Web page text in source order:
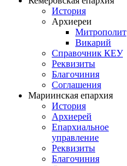
История
Архиереи
Митрополит
Викарий
Справочник КЕУ
Реквизиты
Благочиния
Соглашения
Мариинская епархия
История
Архиерей
Епархиальное
управление
Реквизиты
Благочиния